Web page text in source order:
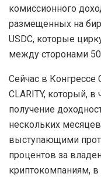
комиссионного
размещенных на
USDC, которые
между сторонами 50
Сейчас в
CLARITY, который, в
получение
нескольких
выступающими
процентов за
криптокомпаниям, в